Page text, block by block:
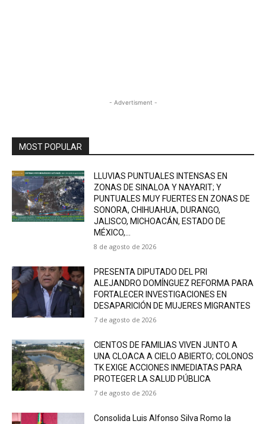
- Advertisment -
MOST POPULAR
LLUVIAS PUNTUALES INTENSAS EN
ZONAS DE SINALOA Y NAYARIT; Y
PUNTUALES MUY FUERTES EN ZONAS DE
SONORA, CHIHUAHUA, DURANGO,
JALISCO, MICHOACÁN, ESTADO DE
MÉXICO,...
8 de agosto de 2026
PRESENTA DIPUTADO DEL PRI
ALEJANDRO DOMÍNGUEZ REFORMA PARA
FORTALECER INVESTIGACIONES EN
DESAPARICIÓN DE MUJERES MIGRANTES
7 de agosto de 2026
CIENTOS DE FAMILIAS VIVEN JUNTO A
UNA CLOACA A CIELO ABIERTO; COLONOS
TK EXIGE ACCIONES INMEDIATAS PARA
PROTEGER LA SALUD PÚBLICA
7 de agosto de 2026
Consolida Luis Alfonso Silva Romo la